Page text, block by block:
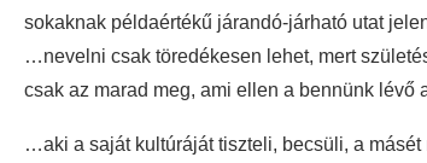
sokaknak példaértékű járandó-járható utat
…nevelni csak töredékesen lehet, mert
csak az marad meg, ami ellen a bennünk
…aki a saját kultúráját tiszteli, becsüli, a